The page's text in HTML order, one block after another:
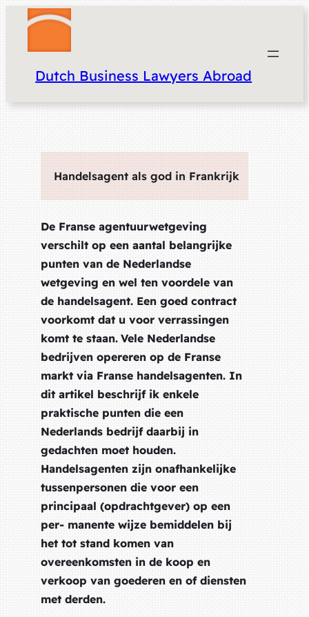
Dutch Business Lawyers Abroad
Handelsagent als god in Frankrijk
De Franse agentuurwetgeving
verschilt op een aantal belangrijke
punten van de Nederlandse
wetgeving en wel ten voordele van
de handelsagent. Een goed contract
voorkomt dat u voor verrassingen
komt te staan. Vele Nederlandse
bedrijven opereren op de Franse
markt via Franse handelsagenten. In
dit artikel beschrijf ik enkele
praktische punten die een
Nederlands bedrijf daarbij in
gedachten moet houden.
Handelsagenten zijn onafhankelijke
tussenpersonen die voor een
principaal (opdrachtgever) op een
per- manente wijze bemiddelen bij
het tot stand komen van
overeenkomsten in de koop en
verkoop van goederen en of diensten
met derden.